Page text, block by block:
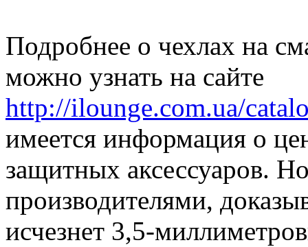
Подробнее о чехлах на
можно узнать на сайте
http://ilounge.com.ua/
имеется информация о
защитных аксессуаров.
производителями,
исчезнет 3,5-